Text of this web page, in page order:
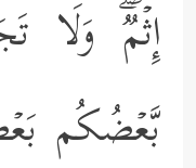
إِثۡمࣱۖ وَلَا
بَّعۡضُكُم